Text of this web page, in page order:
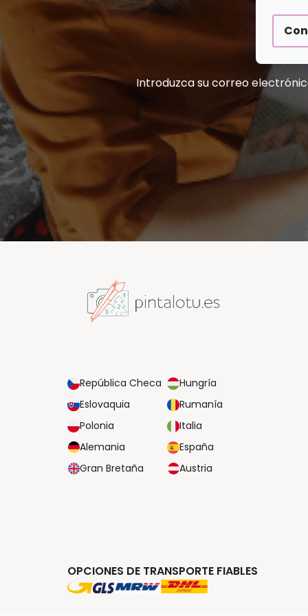
A
Introduzca su correo
República Checa
Hungría
Eslovaquia
Rumanía
Polonia
Italia
Alemania
España
Gran Bretaña
Austria
OPCIONES DE TRANSPORTE FIABLES